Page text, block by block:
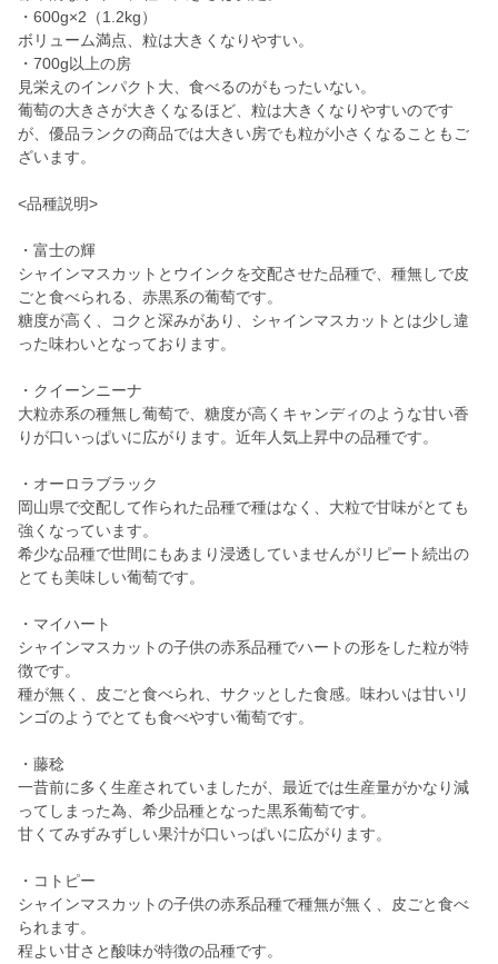
・600g×2（1.2kg）
ボリューム満点、粒は大きくなりやすい。
・700g以上の房
見栄えのインパクト大、食べるのがもったいない。
葡萄の大きさが大きくなるほど、粒は大きくなりやすいのです
が、優品ランクの商品では大きい房でも粒が小さくなることもご
ざいます。
<品種説明>
・富士の輝
シャインマスカットとウインクを交配させた品種で、種無しで皮
ごと食べられる、赤黒系の葡萄です。
糖度が高く、コクと深みがあり、シャインマスカットとは少し違
った味わいとなっております。
・クイーンニーナ
大粒赤系の種無し葡萄で、糖度が高くキャンディのような甘い香
りが口いっぱいに広がります。近年人気上昇中の品種です。
・オーロラブラック
岡山県で交配して作られた品種で種はなく、大粒で甘味がとても
強くなっています。
希少な品種で世間にもあまり浸透していませんがリピート続出の
とても美味しい葡萄です。
・マイハート
シャインマスカットの子供の赤系品種でハートの形をした粒が特
徴です。
種が無く、皮ごと食べられ、サクッとした食感。味わいは甘いリ
ンゴのようでとても食べやすい葡萄です。
・藤稔
一昔前に多く生産されていましたが、最近では生産量がかなり減
ってしまった為、希少品種となった黒系葡萄です。
甘くてみずみずしい果汁が口いっぱいに広がります。
・コトピー
シャインマスカットの子供の赤系品種で種無が無く、皮ごと食べ
られます。
程よい甘さと酸味が特徴の品種です。